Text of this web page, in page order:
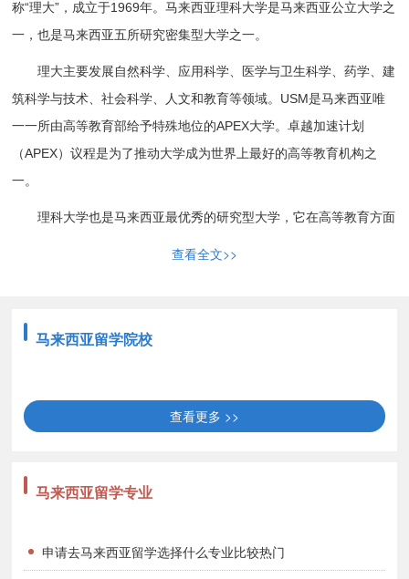
称“理大”，成立于1969年。马来西亚理科大学是马来西亚公立大学之
一，也是马来西亚五所研究密集型大学之一。
理大主要发展自然科学、应用科学、医学与卫生科学、药学、建
筑科学与技术、社会科学、人文和教育等领域。USM是马来西亚唯
一一所由高等教育部给予特殊地位的APEX大学。卓越加速计划
（APEX）议程是为了推动大学成为世界上最好的高等教育机构之
一。
理科大学也是马来西亚最优秀的研究型大学，它在高等教育方面
卓越中心（CoE）和2个高等院校卓越中心（HICoE）也为未来的研
同时，马来西亚理科大学为学生提供各种服务，如宿舍住宿、咨
学生之间的紧密联系。也有各种俱乐部和社团举办的各种各样的文艺
马来西亚理科大学校园依山傍水，建筑风格优雅，被誉为“高校
查看全文>>
马来西亚留学院校
查看更多 >>
马来西亚留学专业
申请去马来西亚留学选择什么专业比较热门